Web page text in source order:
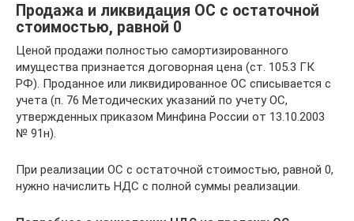
Продажа и ликвидация ОС с остаточной
стоимостью, равной 0
Ценой продажи полностью самортизированного
имущества признается договорная цена (ст. 105.3 ГК
РФ). Проданное или ликвидированное ОС списывается с
учета (п. 76 Методических указаний по учету ОС,
утвержденных приказом Минфина России от 13.10.2003
№ 91н).
При реализации ОС с остаточной стоимостью, равной 0,
нужно начислить НДС с полной суммы реализации.